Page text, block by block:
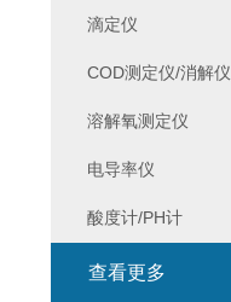
滴定仪
COD测定仪/消解仪
溶解氧测定仪
电导率仪
酸度计/PH计
查看更多